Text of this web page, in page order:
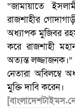
“জামায়াতে
রাজশাহীর
অধ্যাপক মুজিবর
করে রাজশাহী
অত্যন্ত লজ্জাজনক।”
নেতারা অবিলম্বে
মুক্তি দাবি করেন।